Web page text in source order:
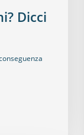
Dicci